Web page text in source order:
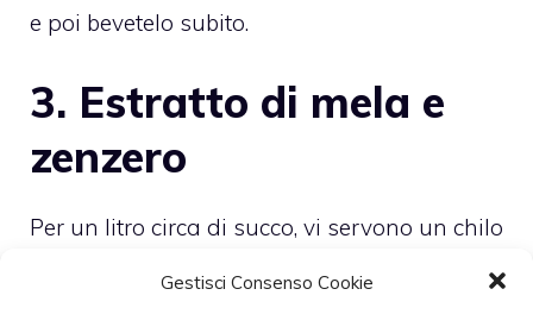
Gestisci Consenso Cookie
e poi bevetelo subito.
3. Estratto di mela e
zenzero
Per un litro circa di succo, vi servono un chilo